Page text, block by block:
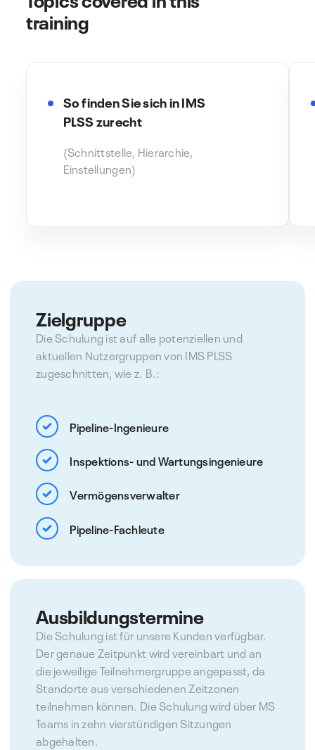
training
So finden Sie sich in IMS
PLSS zurecht
(Schnittstelle, Hierarchie,
Einstellungen)
Zielgruppe
Die Schulung ist auf alle potenziellen und
aktuellen Nutzergruppen von IMS PLSS
zugeschnitten, wie z. B.:
Pipeline-Ingenieure
Inspektions- und Wartungsingenieure
Vermögensverwalter
Pipeline-Fachleute
Ausbildungstermine
Die Schulung ist für unsere Kunden verfügbar.
Der genaue Zeitpunkt wird vereinbart und an
die jeweilige Teilnehmergruppe angepasst, da
Standorte aus verschiedenen Zeitzonen
teilnehmen können. Die Schulung wird über MS
Teams in zehn vierstündigen Sitzungen
abgehalten.